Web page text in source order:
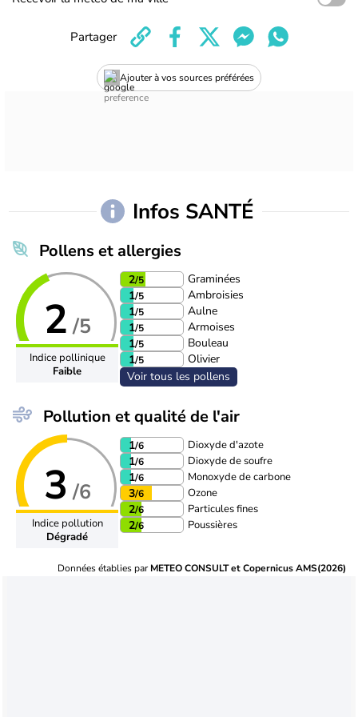
Ajouter à vos sources préférées
Partager
Infos SANTÉ
Pollens et allergies
2 /5
Indice pollinique
Faible
2/5
Graminées
1/5
Ambroisies
1/5
Aulne
1/5
Armoises
1/5
Bouleau
1/5
Olivier
Voir tous les pollens
Pollution et qualité de l'air
3 /6
Indice pollution
Dégradé
1/6 Dioxyde d'azote
1/6 Dioxyde de soufre
1/6 Monoxyde de carbone
3/6 Ozone
2/6 Particules fines
2/6 Poussières
Données établies parMETEO CONSULT et Copernicus AMS(2026)